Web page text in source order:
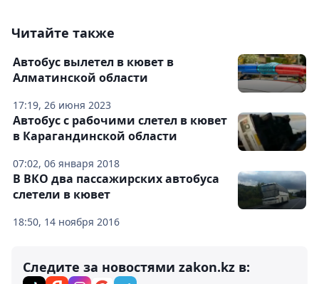
Читайте также
17:19, 26 июня 2023
Автобус вылетел в кювет в
Алматинской области
07:02, 06 января 2018
Автобус с рабочими слетел в кювет
в Карагандинской области
18:50, 14 ноября 2016
В ВКО два пассажирских автобуса
слетели в кювет
Следите за новостями zakon.kz в: